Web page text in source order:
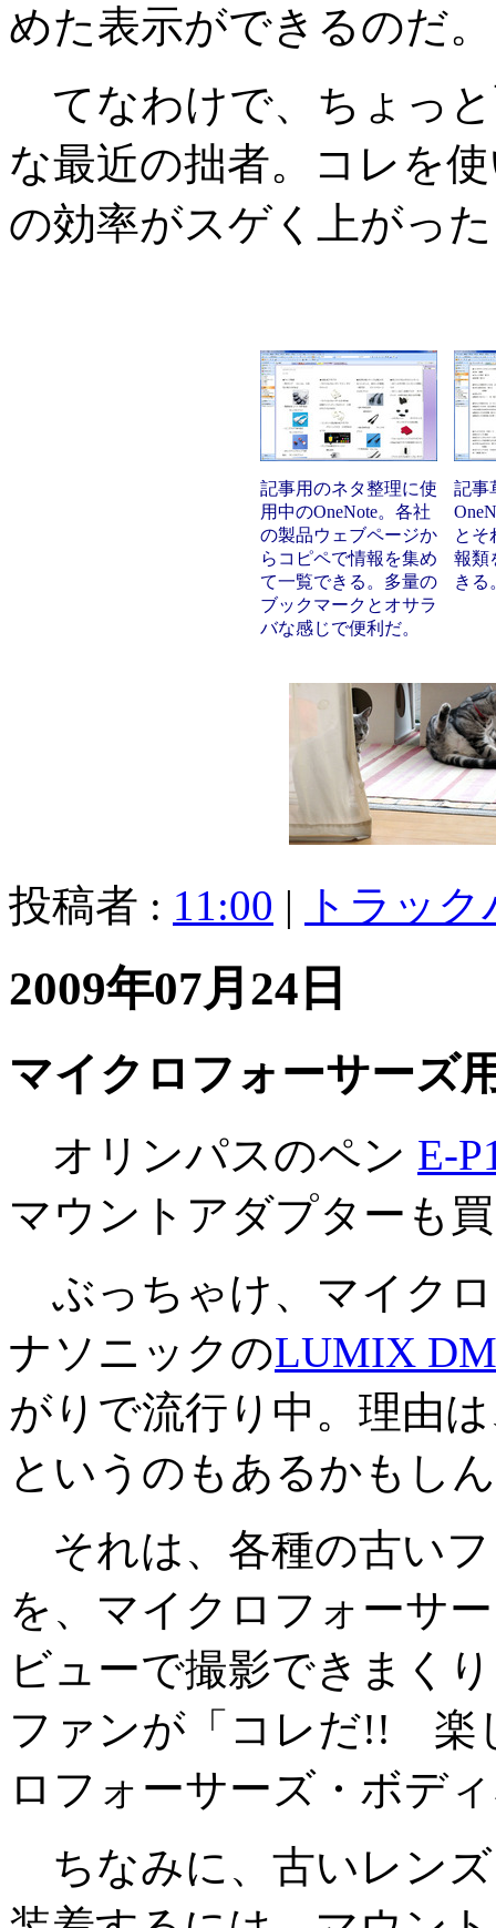
めた表示ができるのだ。
てなわけで、ちょっと
な最近の拙者。コレを
の効率がスゲく上がっ
記事用のネタ整理に使
用中のOneNote。各社
の製品ウェブページか
らコピペで情報を集め
て一覧できる。多量の
ブックマークとオサラ
バな感じで便利だ。
記事
とそ
報類
きる
投稿者 : 11:00 | トラッ
2009年07月24日
マイクロフォーサーズ
オリンパスのペン E-
マウントアダプターも
ぶっちゃけ、マイク
ナソニックのLUMIX
がりで流行り中。理由
というのもあるかもし
それは、各種の古い
を、マイクロフォーサ
ビューで撮影できまく
ファンが「コレだ!! 楽
ロフォーサーズ・ボデ
ちなみに、古いレン